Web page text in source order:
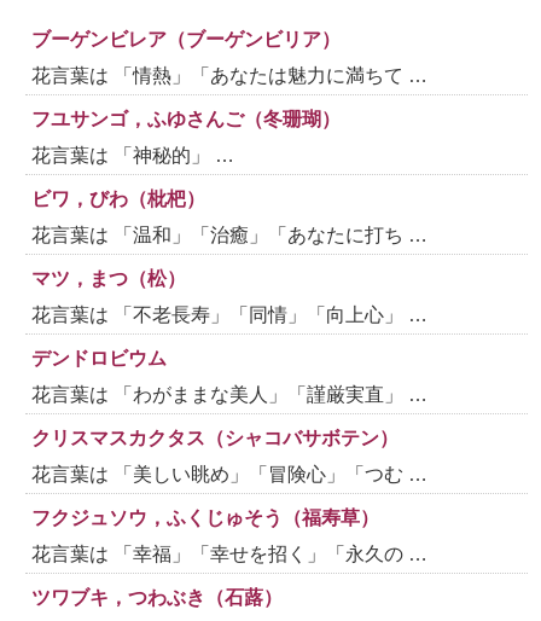
ブーゲンビレア（ブーゲンビリア）
花言葉は 「情熱」「あなたは魅力に満ちて …
フユサンゴ，ふゆさんご（冬珊瑚）
花言葉は 「神秘的」 …
ビワ，びわ（枇杷）
花言葉は 「温和」「治癒」「あなたに打ち …
マツ，まつ（松）
花言葉は 「不老長寿」「同情」「向上心」 …
デンドロビウム
花言葉は 「わがままな美人」「謹厳実直」 …
クリスマスカクタス（シャコバサボテン）
花言葉は 「美しい眺め」「冒険心」「つむ …
フクジュソウ，ふくじゅそう（福寿草）
花言葉は 「幸福」「幸せを招く」「永久の …
ツワブキ，つわぶき（石蕗）